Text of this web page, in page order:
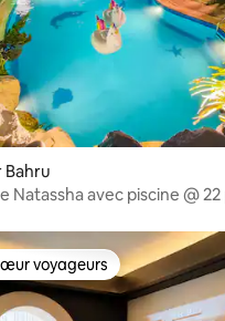
Bahru
Natassha avec piscine @
voyageurs
voyageurs